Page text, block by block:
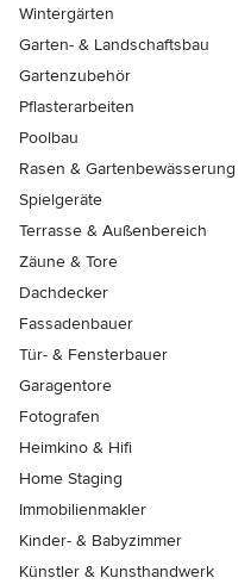
Wintergärten
Garten- & Landschaftsbau
Gartenzubehör
Pflasterarbeiten
Poolbau
Rasen & Gartenbewässerung
Spielgeräte
Terrasse & Außenbereich
Zäune & Tore
Dachdecker
Fassadenbauer
Tür- & Fensterbauer
Garagentore
Fotografen
Heimkino & Hifi
Home Staging
Immobilienmakler
Kinder- & Babyzimmer
Künstler & Kunsthandwerk